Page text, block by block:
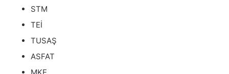
STM
TEİ
TUSAŞ
ASFAT